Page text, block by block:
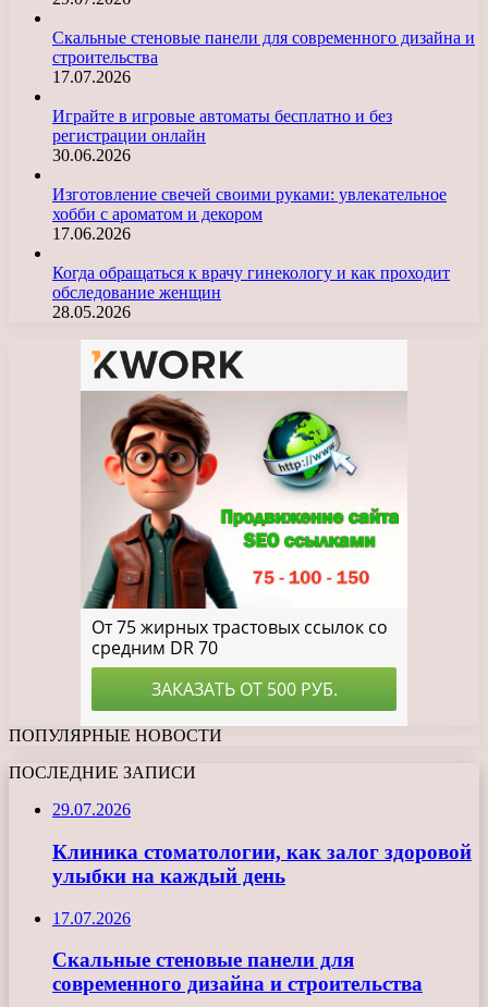
Скальные стеновые панели для современного дизайна и
строительства
17.07.2026
Играйте в игровые автоматы бесплатно и без
регистрации онлайн
30.06.2026
Изготовление свечей своими руками: увлекательное
хобби с ароматом и декором
17.06.2026
Когда обращаться к врачу гинекологу и как проходит
обследование женщин
28.05.2026
ПОПУЛЯРНЫЕ НОВОСТИ
ПОСЛЕДНИЕ ЗАПИСИ
29.07.2026
Клиника стоматологии, как залог здоровой
улыбки на каждый день
17.07.2026
Скальные стеновые панели для
современного дизайна и строительства